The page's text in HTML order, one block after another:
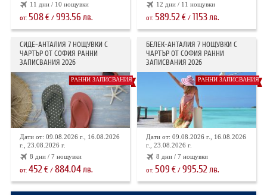
11 дни / 10 нощувки
от: 508€/ 993.56лв.
12 дни / 11 нощувки
от:589.52€ / 1153лв.
СИДЕ-АНТАЛИЯ 7 НОЩУВКИ С
ЧАРТЪР OT СОФИЯ РАННИ
ЗАПИСВАНИЯ 2026
РАННИ ЗАПИСВАНИЯ
Дати от: 09.08.2026 г., 16.08.2026
г., 23.08.2026 г.
8 дни / 7 нощувки
от: 452€/ 884.04лв.
БЕЛЕК-АНТАЛИЯ 7 НОЩУВКИ С
ЧАРТЪР ОТ СОФИЯ РАННИ
ЗАПИСВАНИЯ 2026
РАННИ ЗАПИСВАНИЯ
Дати от: 09.08.2026 г., 16.08.2026
г., 23.08.2026 г.
8 дни / 7 нощувки
от:509 € /995.52лв.